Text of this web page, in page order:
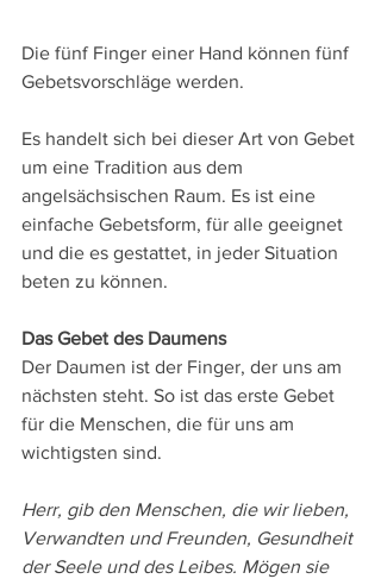
Die fünf Finger einer Hand können fünf
Gebetsvorschläge werden.
Es handelt sich bei dieser Art von Gebet
um eine Tradition aus dem
angelsächsischen Raum. Es ist eine
einfache Gebetsform, für alle geeignet
und die es gestattet, in jeder Situation
beten zu können.
Das Gebet des Daumens
Der Daumen ist der Finger, der uns am
nächsten steht. So ist das erste Gebet
für die Menschen, die für uns am
wichtigsten sind.
Herr, gib den Menschen, die wir lieben,
Verwandten und Freunden, Gesundheit
der Seele und des Leibes. Mögen sie